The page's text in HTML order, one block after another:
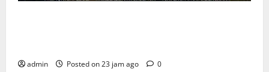
admin Posted on 23 jam ago 0